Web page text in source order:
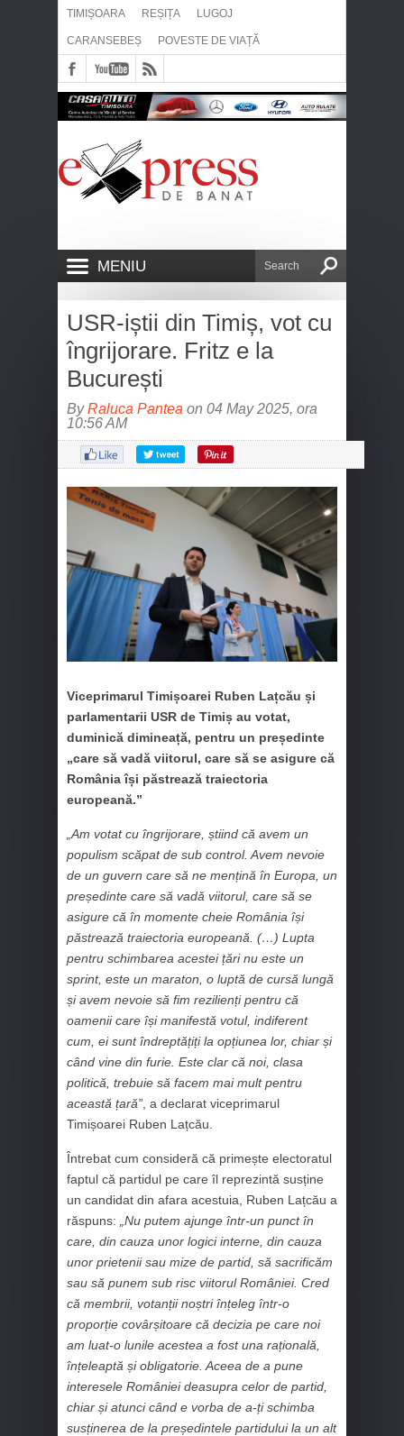
TIMIȘOARA REȘIȚA LUGOJ
CARANSEBEȘ POVESTE DE VIAȚĂ
MENIU
USR-iștii din Timiș, vot cu
îngrijorare. Fritz e la
București
ByRaluca Pantea on 04 May 2025, ora
10:56 AM
Viceprimarul Timișoarei Ruben Lațcău și
parlamentarii USR de Timiș au votat,
duminică dimineață, pentru un președinte
„care să vadă viitorul, care să se asigure că
România își păstrează traiectoria
europeană.”
„Am votat cu îngrijorare, știind că avem un
populism scăpat de sub control. Avem nevoie
de un guvern care să ne mențină în Europa, un
președinte care să vadă viitorul, care să se
asigure că în momente cheie România își
păstrează traiectoria europeană. (…) Lupta
pentru schimbarea acestei țări nu este un
sprint, este un maraton, o luptă de cursă lungă
și avem nevoie să fim rezilienți pentru că
oamenii care își manifestă votul, indiferent
cum, ei sunt îndreptățiți la opțiunea lor, chiar și
când vine din furie. Este clar că noi, clasa
politică, trebuie să facem mai mult pentru
această țară” , a declarat viceprimarul
Timișoarei Ruben Lațcău.
Întrebat cum consideră că primește electoratul
faptul că partidul pe care îl reprezintă susține
un candidat din afara acestuia, Ruben Lațcău a
răspuns:
„Nu putem ajunge într-un punct în
care, din cauza unor logici interne, din cauza
unor prietenii sau mize de partid, să sacrificăm
sau să punem sub risc viitorul României. Cred
că membrii, votanții noștri înțeleg într-o
proporție covârșitoare că decizia pe care noi
am luat-o lunile acestea a fost una rațională,
înțeleaptă și obligatorie. Aceea de a pune
interesele României deasupra celor de partid,
chiar și atunci când e vorba de a-ți schimba
susținerea de la președintele partidului la un alt